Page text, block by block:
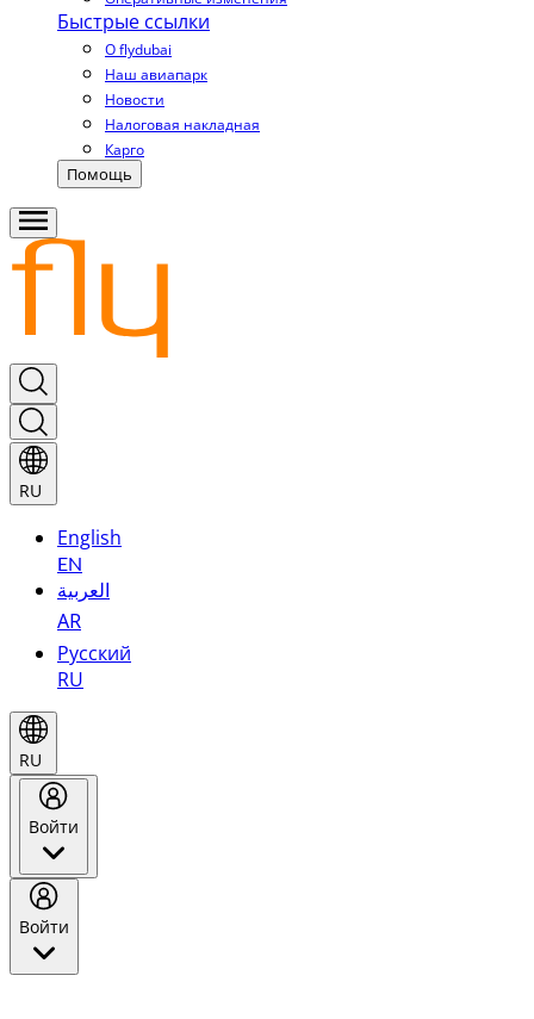
Быстрые ссылки
О flydubai
Наш авиапарк
Новости
Налоговая накладная
Карго
Помощь
RU
English
EN
العربية
AR
Русский
RU
RU
Войти
Войти